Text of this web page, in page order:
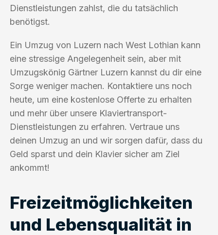
Dienstleistungen zahlst, die du tatsächlich
benötigst.
Ein Umzug von Luzern nach West Lothian kann
eine stressige Angelegenheit sein, aber mit
Umzugskönig Gärtner Luzern kannst du dir eine
Sorge weniger machen. Kontaktiere uns noch
heute, um eine kostenlose Offerte zu erhalten
und mehr über unsere Klaviertransport-
Dienstleistungen zu erfahren. Vertraue uns
deinen Umzug an und wir sorgen dafür, dass du
Geld sparst und dein Klavier sicher am Ziel
ankommt!
Freizeitmöglichkeiten
und Lebensqualität in